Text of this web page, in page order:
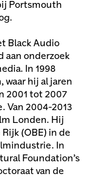
Portsmouth
Black Audio
aan onderzoek
In 1998
waar hij al jaren
2001 tot 2007
Van 2004-2013
Londen. Hij
(OBE) in de
In
Foundation’s
van de